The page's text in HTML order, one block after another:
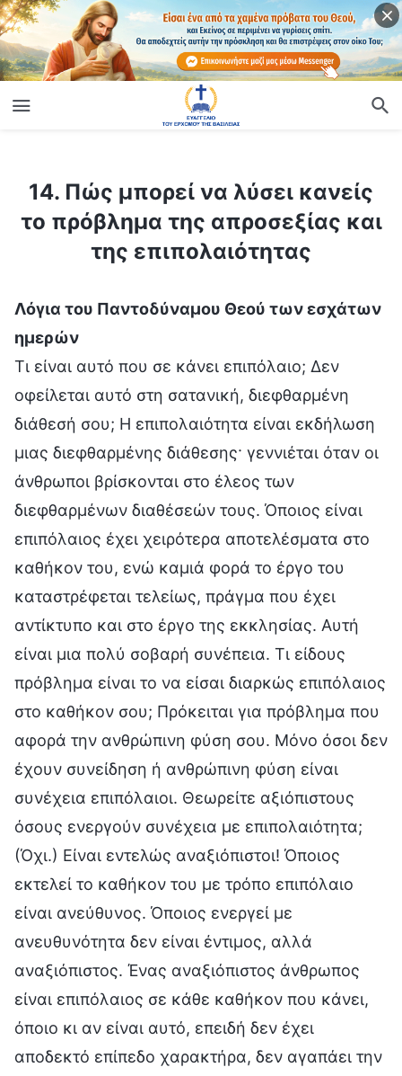
14. Πώς μπορεί να λύσει κανείς
το πρόβλημα της απροσεξίας και
της επιπολαιότητας
Λόγια του Παντοδύναμου Θεού των εσχάτων
ημερών
Τι είναι αυτό που σε κάνει επιπόλαιο; Δεν
οφείλεται αυτό στη σατανική, διεφθαρμένη
διάθεσή σου; Η επιπολαιότητα είναι εκδήλωση
μιας διεφθαρμένης διάθεσης· γεννιέται όταν οι
άνθρωποι βρίσκονται στο έλεος των
διεφθαρμένων διαθέσεών τους. Όποιος είναι
επιπόλαιος έχει χειρότερα αποτελέσματα στο
καθήκον του, ενώ καμιά φορά το έργο του
καταστρέφεται τελείως, πράγμα που έχει
αντίκτυπο και στο έργο της εκκλησίας. Αυτή
είναι μια πολύ σοβαρή συνέπεια. Τι είδους
πρόβλημα είναι το να είσαι διαρκώς επιπόλαιος
στο καθήκον σου; Πρόκειται για πρόβλημα που
αφορά την ανθρώπινη φύση σου. Μόνο όσοι δεν
έχουν συνείδηση ή ανθρώπινη φύση είναι
συνέχεια επιπόλαιοι. Θεωρείτε αξιόπιστους
όσους ενεργούν συνέχεια με επιπολαιότητα;
(Όχι.) Είναι εντελώς αναξιόπιστοι! Όποιος
εκτελεί το καθήκον του με τρόπο επιπόλαιο
είναι ανεύθυνος. Όποιος ενεργεί με
ανευθυνότητα δεν είναι έντιμος, αλλά
αναξιόπιστος. Ένας αναξιόπιστος άνθρωπος
είναι επιπόλαιος σε κάθε καθήκον που κάνει,
όποιο κι αν είναι αυτό, επειδή δεν έχει
αποδεκτό επίπεδο χαρακτήρα, δεν αγαπάει την